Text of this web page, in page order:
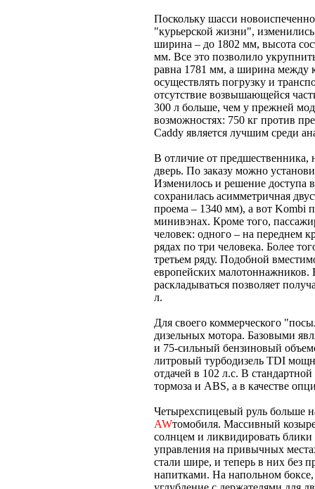
Поскольку шасси
"курьерской жизни",
ширина – до 1802 мм, высота
мм. Все это позволило
равна 1781 мм, а ширина между
осуществлять погрузку и
отсутствие возвышающейся
300 л больше, чем у прежней
возможностях: 750 кг против
Caddy является лучшим среди
В отличие от
дверь. По заказу можно
Изменилось и решение доступа
сохранилась асимметричная
проема – 1340 мм), а вот Kombi
минивэнах. Кроме того,
человек: одного – на переднем
рядах по три человека. Более
третьем ряду. Подобной
европейских малотоннажников.
раскладываться позволяет
л.
Для своего коммерческого
дизельных мотора. Базовыми
и 75-сильный бензиновый
литровый турбодизель TDI
отдачей в 102 л.с. В
тормоза и ABS, а в качестве
Четырехспицевый руль больше
AWтомобиля. Массивный
солнцем и ликвидировать
управления на привычных
стали шире, и теперь в них без
напитками. На напольном